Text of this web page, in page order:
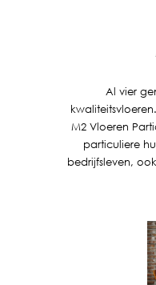
Al vier
M2 Vloeren
particuliere
bedrijfsleven,